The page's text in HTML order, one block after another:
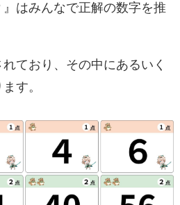
』はみんなで正解の数字を推
ており、その中にあるいく
す。